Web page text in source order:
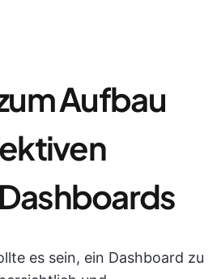
Aufbau
es sein, ein Dashboard zu